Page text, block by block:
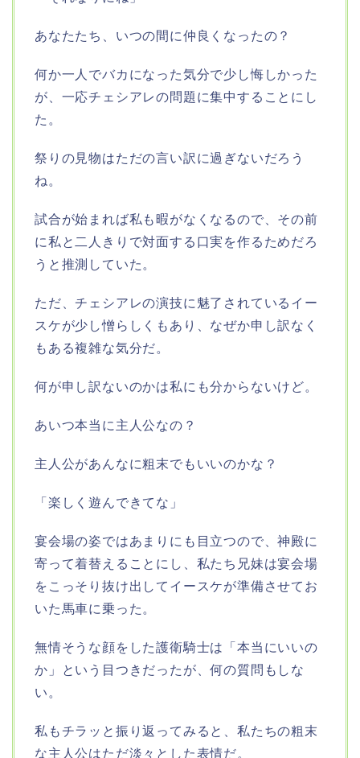
あなたたち、いつの間に仲良くなったの？
何か一人でバカになった気分で少し悔しかった
が、一応チェシアレの問題に集中することにし
た。
祭りの見物はただの言い訳に過ぎないだろう
ね。
試合が始まれば私も暇がなくなるので、その前
に私と二人きりで対面する口実を作るためだろ
うと推測していた。
ただ、チェシアレの演技に魅了されているイー
スケが少し憎らしくもあり、なぜか申し訳なく
もある複雑な気分だ。
何が申し訳ないのかは私にも分からないけど。
あいつ本当に主人公なの？
主人公があんなに粗末でもいいのかな？
「楽しく遊んできてな」
宴会場の姿ではあまりにも目立つので、神殿に
寄って着替えることにし、私たち兄妹は宴会場
をこっそり抜け出してイースケが準備させてお
いた馬車に乗った。
無情そうな顔をした護衛騎士は「本当にいいの
か」という目つきだったが、何の質問もしな
い。
私もチラッと振り返ってみると、私たちの粗末
な主人公はただ淡々とした表情だ。